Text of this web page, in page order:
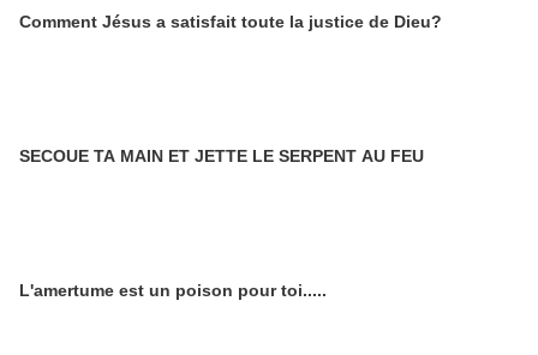
Comment Jésus a satisfait toute la justice de Dieu?
SECOUE TA MAIN ET JETTE LE SERPENT AU FEU
L'amertume est un poison pour toi.....